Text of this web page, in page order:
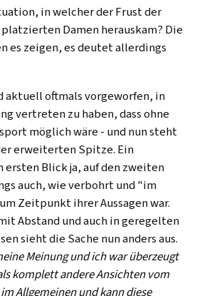
in welcher der Frust der
Damen herauskam? Die
es zeigen, es deutet allerdings
oftmals vorgeworfen, in
vertreten zu haben, dass ohne
möglich wäre - und nun steht
erweiterten Spitze. Ein
ersten Blick ja, auf den zweiten
auch, wie verbohrt und "im
Zeitpunkt ihrer Aussagen war.
Abstand und auch in geregelten
sieht die Sache nun anders aus.
Meinung und ich war überzeugt
komplett andere Ansichten vom
Allgemeinen und kann diese